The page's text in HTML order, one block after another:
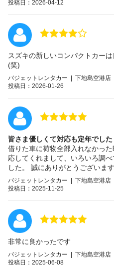
投稿日：2026-04-12
スズキの新しいコンパクトカー
(笑)
バジェットレンタカー | 下地島空港店
投稿日：2026-01-26
皆さま優しくて対応も定年でした
借りた車に荷物全部入れなかっ
応してくれまして、いろいろ調
した。 誠にありがとうございます
バジェットレンタカー | 下地島空港店
投稿日：2025-11-25
非常に良かったです
バジェットレンタカー | 下地島空港店
投稿日：2025-06-08